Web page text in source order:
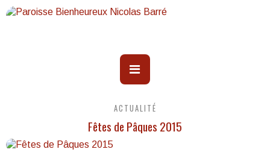
ACTUALITÉ
Fêtes de Pâques 2015